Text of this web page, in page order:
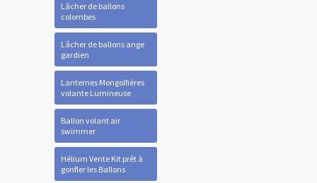
Lâcher de ballons
colombes
Lâcher de ballons ange
gardien
Lanternes Mongolfières
volante Lumineuse
Ballon volant air
swimmer
Hélium Vente Kit prêt à
gonfler les Ballons